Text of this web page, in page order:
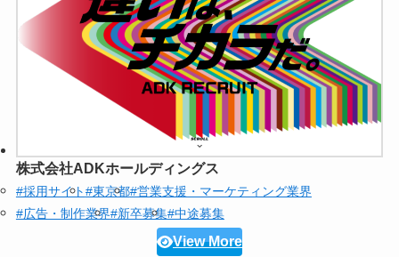
株式会社ADKホールディングス
#採用サイト#東京都#営業支援・マーケティング業界
#広告・制作業界#新卒募集#中途募集
View More